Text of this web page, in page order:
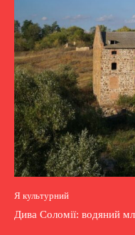
Я культурний
Дива Соломії: водяний